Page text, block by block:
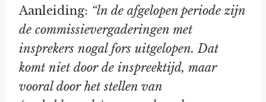
Aanleiding: “ln de afgelopen periode zijn
de commissievergaderingen met
insprekers nogal fors uitgelopen. Dat
komt niet door de inspreektijd, maar
vooral door het stellen van